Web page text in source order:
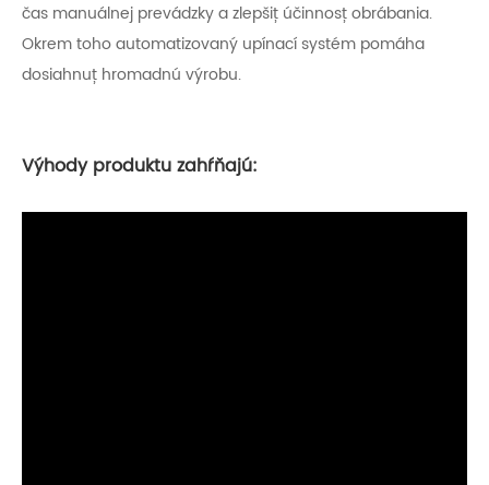
čas manuálnej prevádzky a zlepšiť účinnosť obrábania.
Okrem toho automatizovaný upínací systém pomáha
dosiahnuť hromadnú výrobu.
Výhody produktu zahŕňajú: